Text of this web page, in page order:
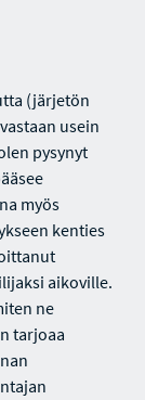
(järjetön
usein
pysynyt
myös
kenties
aikoville.
ne
tarjoaa